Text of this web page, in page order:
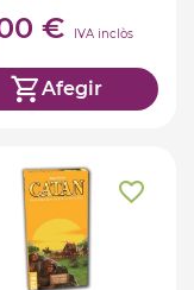
€ IVA inclòs
Afegir